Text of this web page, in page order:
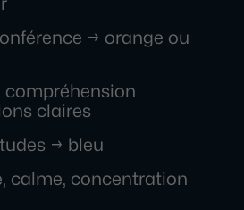
→ orange ou
compréhension
claires
→ bleu
calme, concentration